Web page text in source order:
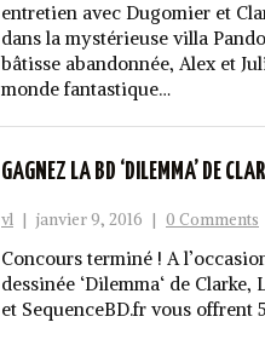
entretien avec Dugomier et
dans la mystérieuse villa
bâtisse abandonnée, Alex et
monde fantastique…
GAGNEZ LA BD ‘DILEMMA’ DE
vl | janvier 9, 2016 | 0 Comments
Concours terminé ! A
dessinée ‘Dilemma‘ de
et SequenceBD.fr vous offrent